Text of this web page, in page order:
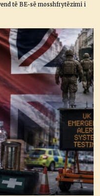
të BE-së mosshfrytëzimi i